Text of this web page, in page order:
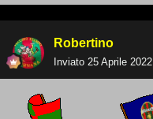
Robertino
Inviato 25 Aprile 2022